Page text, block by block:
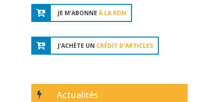
JE M'ABONNE À LA RDN
J'ACHÈTE UN CRÉDIT D'ARTICLES
Actualités